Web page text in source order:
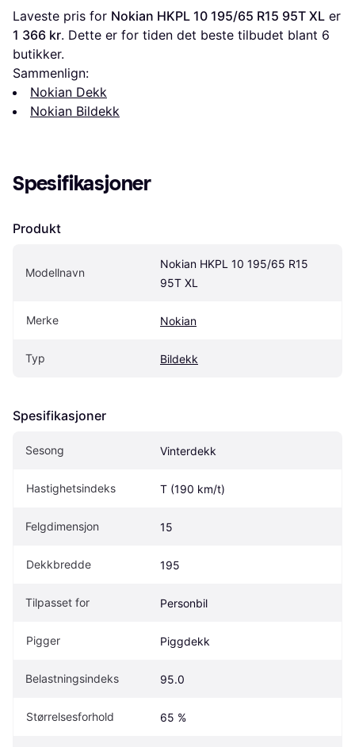
Laveste pris for Nokian HKPL 10 195/65 R15 95T XL
1 366 kr. Dette er for tiden det beste tilbudet blant 6
butikker.
Sammenlign:
Nokian Dekk
Nokian Bildekk
Spesifikasjoner
Produkt
Modellnavn
Nokian HKPL 10 195/65 R15
95T XL
Merke Nokian
Typ Bildekk
Spesifikasjoner
Sesong Vinterdekk
Hastighetsindeks T (190 km/t)
Felgdimensjon 15
Dekkbredde 195
Tilpasset for Personbil
Pigger Piggdekk
Belastningsindeks 95.0
Størrelsesforhold 65 %